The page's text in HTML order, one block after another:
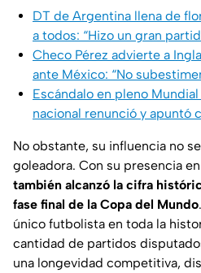
DT de Argentina llena de
a todos: “Hizo un gran
Checo Pérez advierte a
ante México: “No
Escándalo en pleno
nacional renunció y apuntó
No obstante, su influencia no
goleadora. Con su presencia
también alcanzó la cifra
fase final de la Copa del Mundo
único futbolista en toda la
cantidad de partidos
una longevidad competitiva,